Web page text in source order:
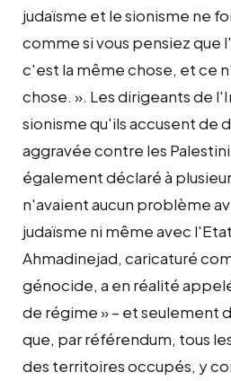
judaïsme et le sionisme ne
comme si vous pensiez que
c'est la même chose, et ce
chose. ». Les dirigeants de
sionisme qu'ils accusent de
aggravée contre les
également déclaré à
n'avaient aucun problème
judaïsme ni même avec
Ahmadinejad, caricaturé
génocide, a en réalité
de régime » – et seulement
que, par référendum, tous
des territoires occupés, y